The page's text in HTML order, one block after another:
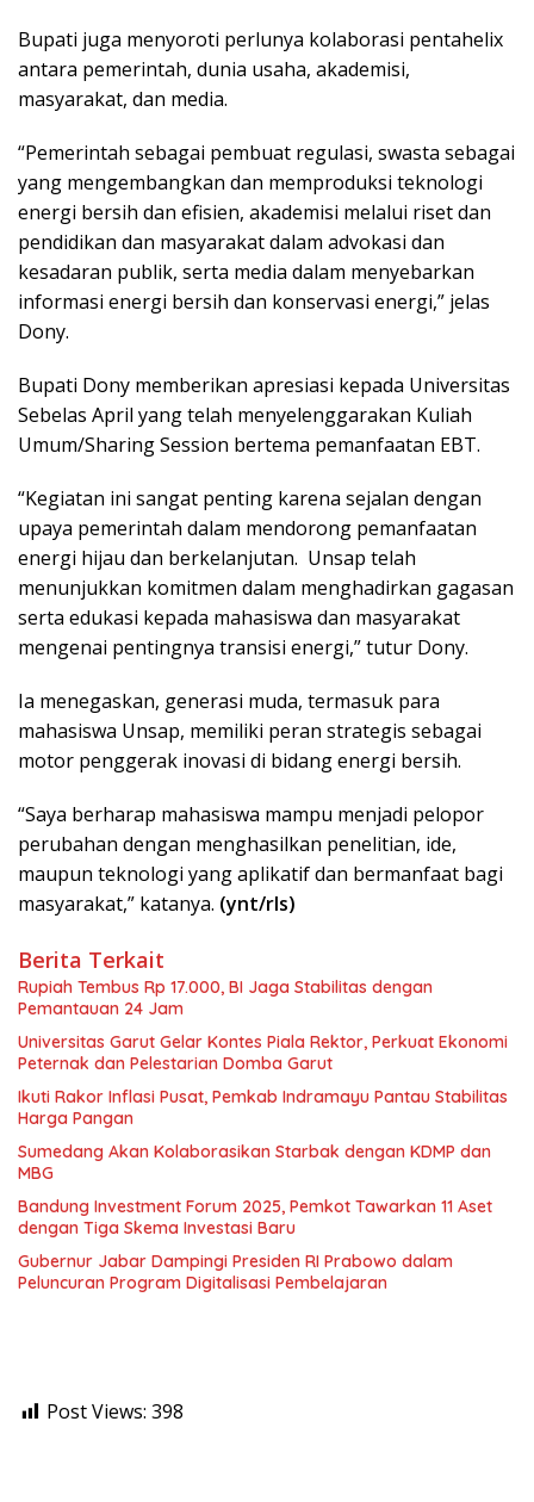
Bupati juga menyoroti perlunya kolaborasi pentahelix
antara pemerintah, dunia usaha, akademisi,
masyarakat, dan media.
“Pemerintah sebagai pembuat regulasi, swasta sebagai
yang mengembangkan dan memproduksi teknologi
energi bersih dan efisien, akademisi melalui riset dan
pendidikan dan masyarakat dalam advokasi dan
kesadaran publik, serta media dalam menyebarkan
informasi energi bersih dan konservasi energi,” jelas
Dony.
Bupati Dony memberikan apresiasi kepada Universitas
Sebelas April yang telah menyelenggarakan Kuliah
Umum/Sharing Session bertema pemanfaatan EBT.
“Kegiatan ini sangat penting karena sejalan dengan
upaya pemerintah dalam mendorong pemanfaatan
energi hijau dan berkelanjutan. Unsap telah
menunjukkan komitmen dalam menghadirkan gagasan
serta edukasi kepada mahasiswa dan masyarakat
mengenai pentingnya transisi energi,” tutur Dony.
Ia menegaskan, generasi muda, termasuk para
mahasiswa Unsap, memiliki peran strategis sebagai
motor penggerak inovasi di bidang energi bersih.
“Saya berharap mahasiswa mampu menjadi pelopor
perubahan dengan menghasilkan penelitian, ide,
maupun teknologi yang aplikatif dan bermanfaat bagi
masyarakat,” katanya. (ynt/rls)
Berita Terkait
Rupiah Tembus Rp 17.000, BI Jaga Stabilitas dengan
Pemantauan 24 Jam
Universitas Garut Gelar Kontes Piala Rektor, Perkuat Ekonomi
Peternak dan Pelestarian Domba Garut
Ikuti Rakor Inflasi Pusat, Pemkab Indramayu Pantau Stabilitas
Harga Pangan
Sumedang Akan Kolaborasikan Starbak dengan KDMP dan
MBG
Bandung Investment Forum 2025, Pemkot Tawarkan 11 Aset
dengan Tiga Skema Investasi Baru
Gubernur Jabar Dampingi Presiden RI Prabowo dalam
Peluncuran Program Digitalisasi Pembelajaran
Post Views: 398